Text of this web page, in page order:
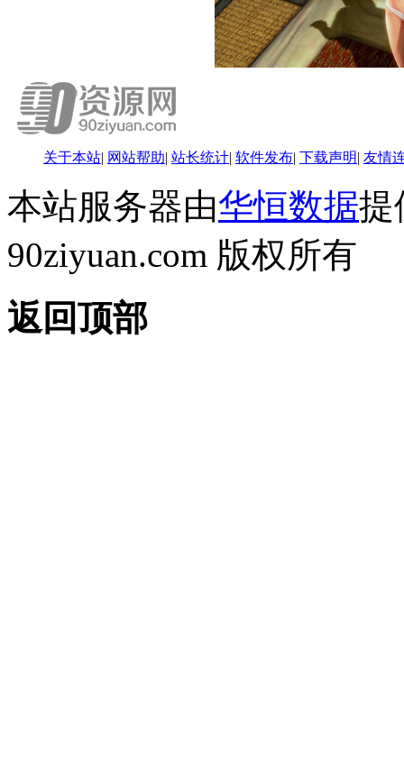
关于本站| 网站帮助| 站长统计| 软件发布| 下载声明| 友情
本站服务器由华恒数据提
90ziyuan.com 版权所有
返回顶部